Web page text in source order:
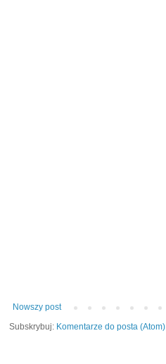
Nowszy post
Subskrybuj: Komentarze do posta (Atom)